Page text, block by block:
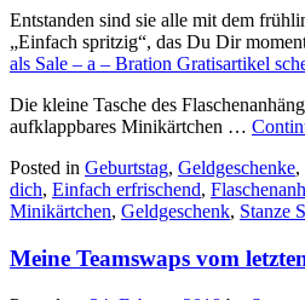
Entstanden sind sie alle mit dem
„Einfach spritzig“, das Du Dir
als Sale – a – Bration Gratisartikel
Die kleine Tasche des
aufklappbares Minikärtchen …
Posted in Geburtstag, Geldgeschenke,
dich, Einfach erfrischend,
Minikärtchen, Geldgeschenk, Stanze
Meine Teamswaps vom